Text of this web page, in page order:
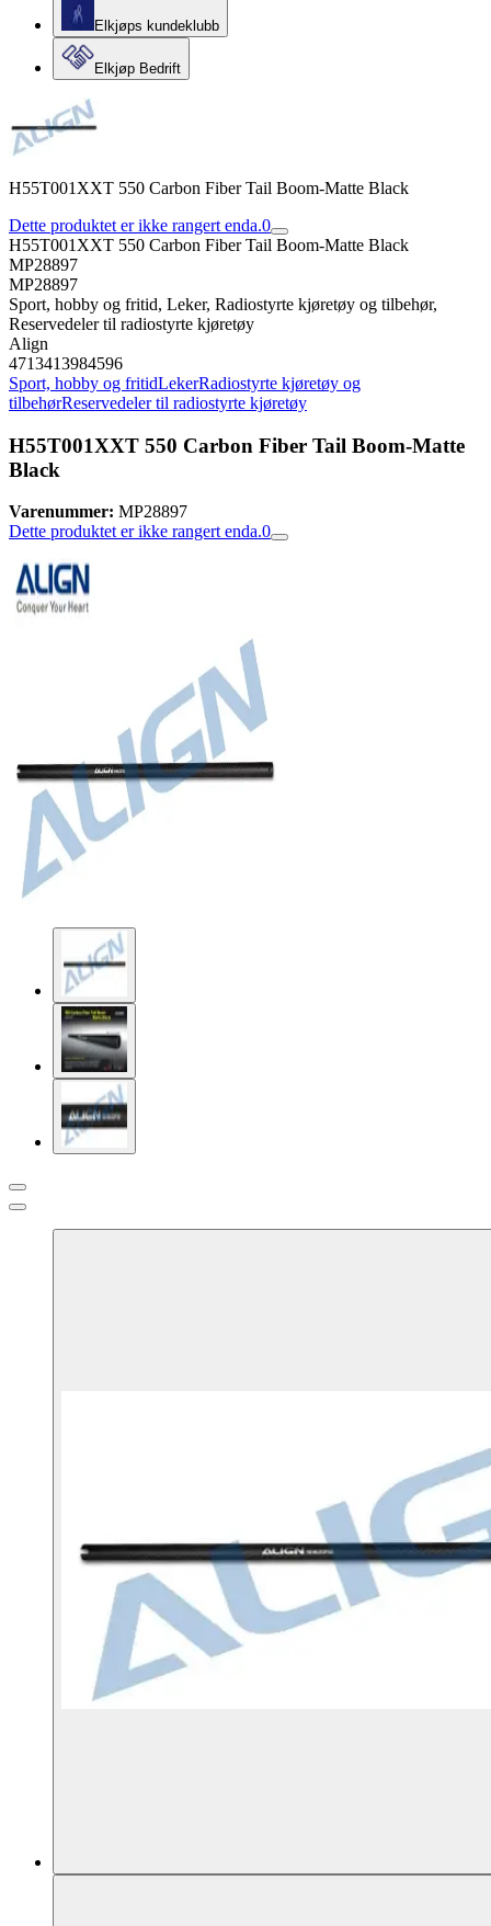
Elkjøps kundeklubb
Elkjøp Bedrift
H55T001XXT 550 Carbon Fiber Tail Boom-Matte Black
Dette produktet er ikke rangert enda.0
H55T001XXT 550 Carbon Fiber Tail Boom-Matte Black
MP28897
MP28897
Sport, hobby og fritid, Leker, Radiostyrte kjøretøy og tilbehør,
Reservedeler til radiostyrte kjøretøy
Align
4713413984596
Sport, hobby og fritidLekerRadiostyrte kjøretøy og
tilbehørReservedeler til radiostyrte kjøretøy
H55T001XXT 550 Carbon Fiber Tail Boom-Matte
Black
Varenummer: MP28897
Dette produktet er ikke rangert enda.0